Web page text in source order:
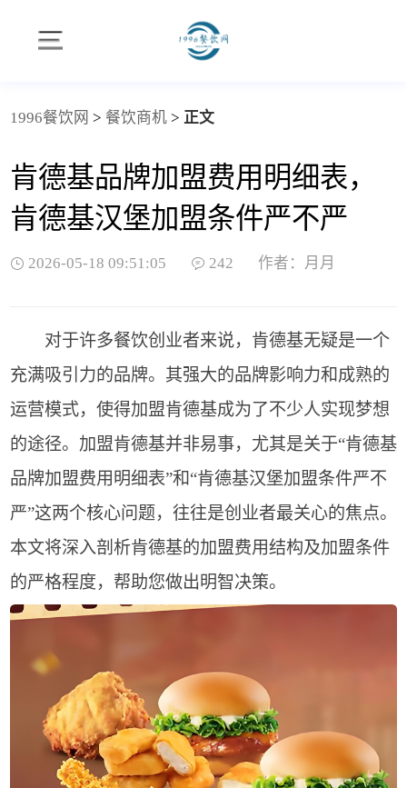
1996餐饮网 > 餐饮商机> 正文
肯德基品牌加盟费用明细表，
肯德基汉堡加盟条件严不严
2026-05-18 09:51:05 242 作者：月月
对于许多餐饮创业者来说，肯德基无疑是一个
充满吸引力的品牌。其强大的品牌影响力和成熟的
运营模式，使得加盟肯德基成为了不少人实现梦想
的途径。加盟肯德基并非易事，尤其是关于“肯德基
品牌加盟费用明细表”和“肯德基汉堡加盟条件严不
严”这两个核心问题，往往是创业者最关心的焦点。
本文将深入剖析肯德基的加盟费用结构及加盟条件
的严格程度，帮助您做出明智决策。